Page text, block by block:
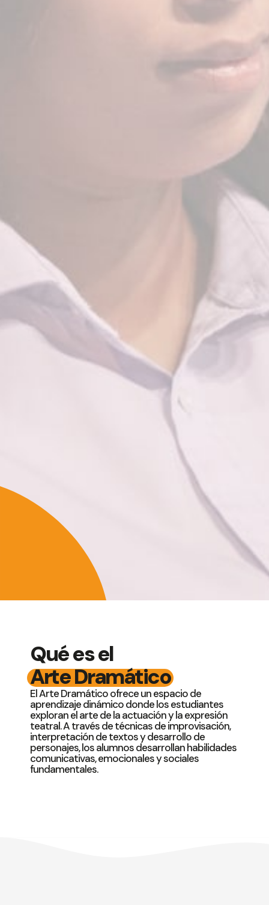
Qué es el
Arte Dramático
El Arte Dramático ofrece un espacio de
aprendizaje dinámico donde los estudiantes
exploran el arte de la actuación y la expresión
teatral. A través de técnicas de improvisación,
interpretación de textos y desarrollo de
personajes, los alumnos desarrollan habilidades
comunicativas, emocionales y sociales
fundamentales.